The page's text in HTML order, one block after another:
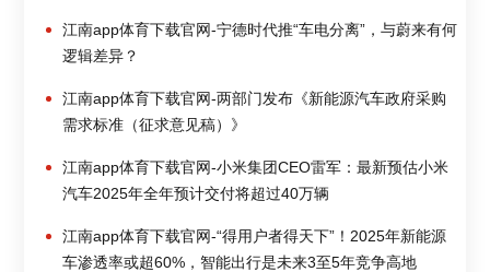
江南app体育下载官网-宁德时代推“车电分离”，与蔚来有何
逻辑差异？
江南app体育下载官网-两部门发布《新能源汽车政府采购
需求标准（征求意见稿）》
江南app体育下载官网-小米集团CEO雷军：最新预估小米
汽车2025年全年预计交付将超过40万辆
江南app体育下载官网-“得用户者得天下”！2025年新能源
车渗透率或超60%，智能出行是未来3至5年竞争高地